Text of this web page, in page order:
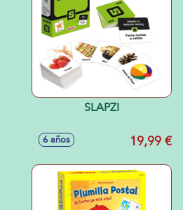
SLAPZI
6 años 19,99 €